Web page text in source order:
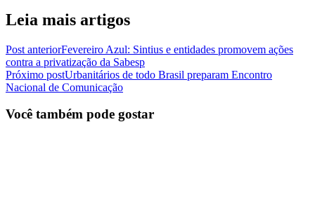
Leia mais artigos
Post anteriorFevereiro Azul: Sintius e entidades promovem ações
contra a privatização da Sabesp
Próximo postUrbanitários de todo Brasil preparam Encontro
Nacional de Comunicação
Você também pode gostar